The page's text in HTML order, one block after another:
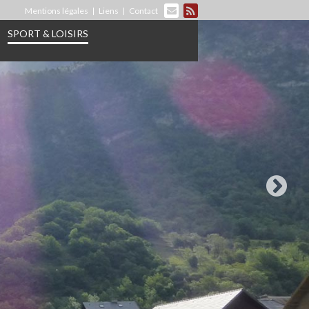
Mentions légales Liens Contact
SPORT & LOISIRS